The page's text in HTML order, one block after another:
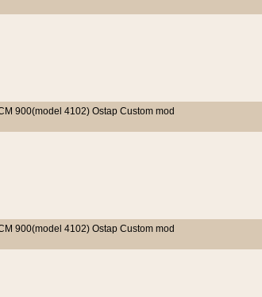
900(model 4102) Ostap Custom mod
900(model 4102) Ostap Custom mod